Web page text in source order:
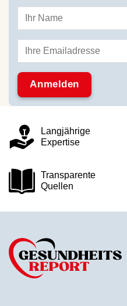
Langjährige
Expertise
Transparente
Quellen